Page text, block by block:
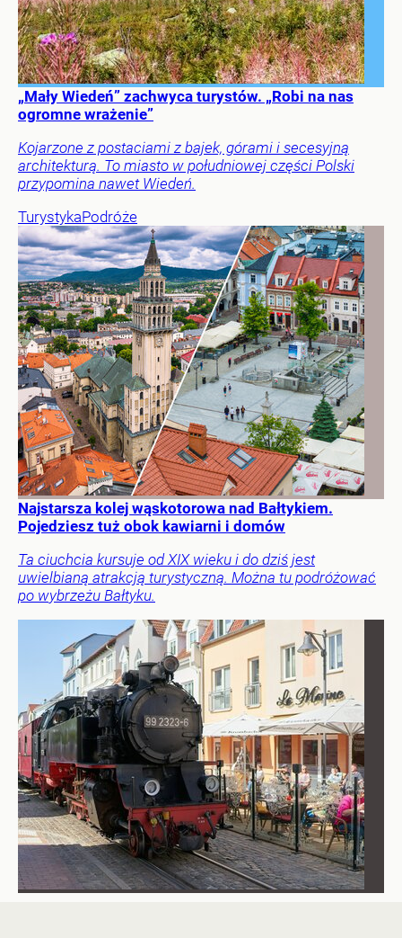
„Mały Wiedeń” zachwyca turystów. „Robi na nas
ogromne wrażenie”
Kojarzone z postaciami z bajek, górami i secesyjną
architekturą. To miasto w południowej części Polski
przypomina nawet Wiedeń.
TurystykaPodróże
Najstarsza kolej wąskotorowa nad Bałtykiem.
Pojedziesz tuż obok kawiarni i domów
Ta ciuchcia kursuje od XIX wieku i do dziś jest
uwielbianą atrakcją turystyczną. Można tu podróżować
po wybrzeżu Bałtyku.